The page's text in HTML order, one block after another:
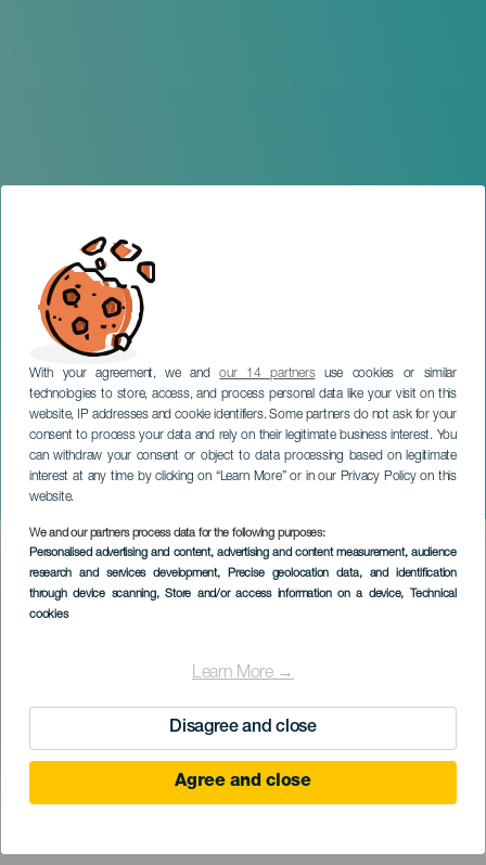
With your agreement, we andour 14 partnersuse cookies or similar
technologies to store, access, and process personal data like your visit on this
website, IP addresses and cookie identifiers. Some partners do not ask for your
consent to process your data and rely on their legitimate business interest. You
can withdraw your consent or object to data processing based on legitimate
interest at any time by clicking on “Learn More” or in our Privacy Policy on this
website.
We and our partners process data for the following purposes:
Personalised advertising and content, advertising and content measurement, audience
research and services development, Precise geolocation data, and identification
through device scanning, Store and/or access information on a device, Technical
cookies
Learn More →
Disagree and close
Agree and close
Canarias Remember 90s
Fest
LANZAROTE
Imagen
Listado